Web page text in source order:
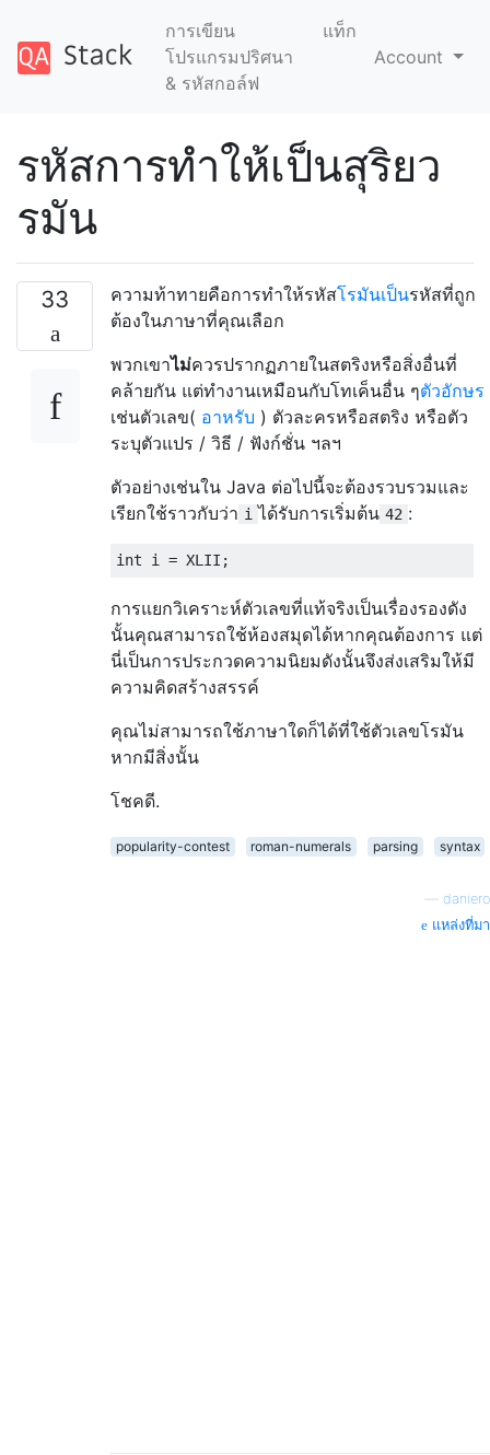
การเขียน
โปรแกรมปริศนา
& รหัสกอล์ฟ
แท็ก
Account
รหัสการทำให้เป็นสุริยว
รมัน
33 ความท้าทายคือการทำให้รหัสโรมันเป็นรหัสที่ถูก
ต้องในภาษาที่คุณเลือก
พวกเขาไม่ควรปรากฏภายในสตริงหรือสิ่งอื่นที่
คล้ายกัน แต่ทำงานเหมือนกับโทเค็นอื่น ๆตัวอักษร
เช่นตัวเลข( อาหรับ ) ตัวละครหรือสตริง หรือตัว
ระบุตัวแปร / วิธี / ฟังก์ชั่น ฯลฯ
ตัวอย่างเช่นใน Java ต่อไปนี้จะต้องรวบรวมและ
เรียกใช้ราวกับว่า i ได้รับการเริ่มต้น 42 :
การแยกวิเคราะห์ตัวเลขที่แท้จริงเป็นเรื่องรองดัง
นั้นคุณสามารถใช้ห้องสมุดได้หากคุณต้องการ แต่
นี่เป็นการประกวดความนิยมดังนั้นจึงส่งเสริมให้มี
ความคิดสร้างสรรค์
คุณไม่สามารถใช้ภาษาใดก็ได้ที่ใช้ตัวเลขโรมัน
หากมีสิ่งนั้น
โชคดี.
popularity-contest roman-numerals parsing syntax
daniero
แหล่งที่มา